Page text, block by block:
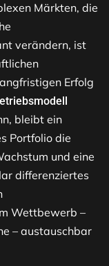
Märkten, die
verändern, ist
Erfolg
bleibt ein
Portfolio die
und eine
differenziertes
Wettbewerb –
– austauschbar